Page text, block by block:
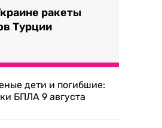
ракеты
Турции
дети и погибшие:
БПЛА 9 августа